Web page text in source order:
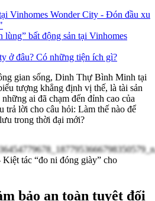
Vinhomes Wonder City - Đón đầu xu
lùng” bất động sản tại Vinhomes
ở đâu? Có những tiện ích gì?
gian sống, Dinh Thự Bình Minh tại
tượng khẳng định vị thế, là tài sản
ai đã chạm đến đỉnh cao của
trả lời cho câu hỏi: Làm thế nào để
trong thời đại mới?
tác “đo ni đóng giày” cho
bảo an toàn tuyệt đối